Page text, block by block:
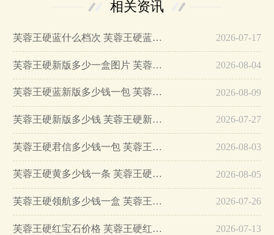
相关资讯
芙蓉王硬蓝什么档次 芙蓉王硬蓝价格及图片… 2026-07-17
芙蓉王硬新版多少一盒图片 芙蓉王硬新版和旧版本的区别… 2026-08-04
芙蓉王硬蓝新版多少钱一包 芙蓉王硬蓝新版价格表和图片… 2026-08-09
芙蓉王硬新版多少钱 芙蓉王硬新版价格表和图片… 2026-07-27
芙蓉王硬君信多少钱一包 芙蓉王硬君信价格… 2026-08-03
芙蓉王硬黄多少钱一条 芙蓉王硬黄好抽吗… 2026-08-05
芙蓉王硬领航多少钱一盒 芙蓉王硬领航价格… 2026-07-26
芙蓉王硬红宝石价格 芙蓉王硬红宝石怎么样… 2026-07-13